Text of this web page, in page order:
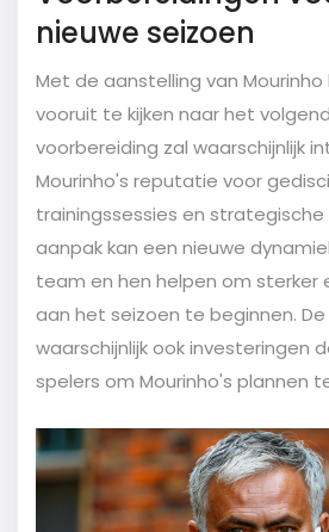
nieuwe seizoen
Met de aanstelling van Mourinho
vooruit te kijken naar het
voorbereiding zal waarschijnlijk
Mourinho's reputatie voor
trainingssessies en strategische
aanpak kan een nieuwe
team en hen helpen om sterker
aan het seizoen te beginnen. De
waarschijnlijk ook investeringen
spelers om Mourinho's plannen